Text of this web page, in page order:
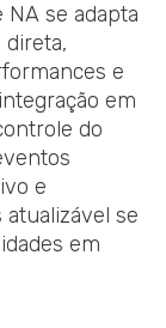
se adapta
direta,
e
em
do
e
se
em